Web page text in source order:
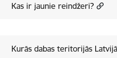
Kas ir jaunie reindžeri?
Kurās dabas teritorijās